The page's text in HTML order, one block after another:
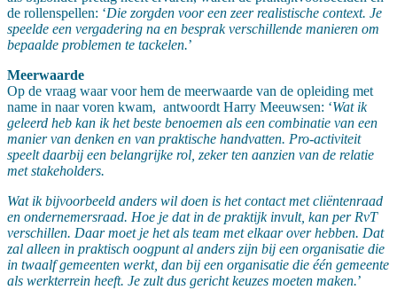
de rollenspellen: ‘Die zorgden voor een zeer realistische context. Je
speelde een vergadering na en besprak verschillende manieren om
bepaalde problemen te tackelen.’
Meerwaarde
Op de vraag waar voor hem de meerwaarde van de opleiding met
name in naar voren kwam, antwoordt Harry Meeuwsen: ‘Wat ik
geleerd heb kan ik het beste benoemen als een combinatie van een
manier van denken en van praktische handvatten. Pro-activiteit
speelt daarbij een belangrijke rol, zeker ten aanzien van de relatie
met stakeholders.
Wat ik bijvoorbeeld anders wil doen is het contact met cliëntenraad
en ondernemersraad. Hoe je dat in de praktijk invult, kan per RvT
verschillen. Daar moet je het als team met elkaar over hebben. Dat
zal alleen in praktisch oogpunt al anders zijn bij een organisatie die
in twaalf gemeenten werkt, dan bij een organisatie die één gemeente
als werkterrein heeft. Je zult dus gericht keuzes moeten maken.’